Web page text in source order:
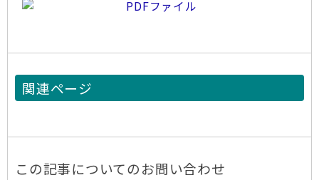
関連ページ
この記事についてのお問い合わせ